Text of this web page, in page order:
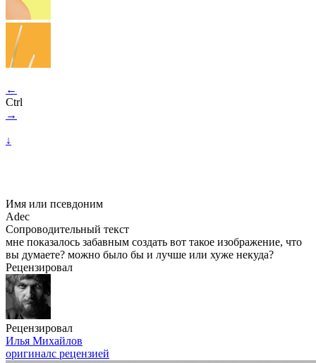
←
Ctrl
→
↓
Имя или псевдоним
Adec
Сопроводительный текст
мне показалось забавным создать вот такое изображение, что
вы думаете? можно было бы и лучше или хуже некуда?
Рецензировал
Рецензировал
Илья Михайлов
оригиналс рецензией